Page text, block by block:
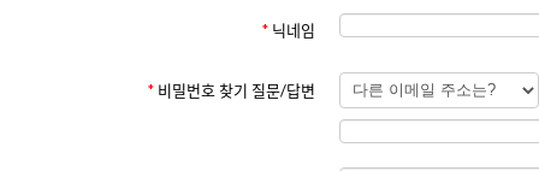
사이트는 회원이 게시한 콘텐츠에 대한 책임을 지지 않습니다.
서비스 이용 중 발생한 손해에 대해 사이트는 법적 책임을 지지
* 닉네임
* 비밀번호 찾기 질문/답변